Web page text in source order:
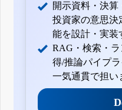
開示資料・決算
投資家の意思決
能を設計・実装
RAG・検索・
得/推論パイプ
一気通貫で担い